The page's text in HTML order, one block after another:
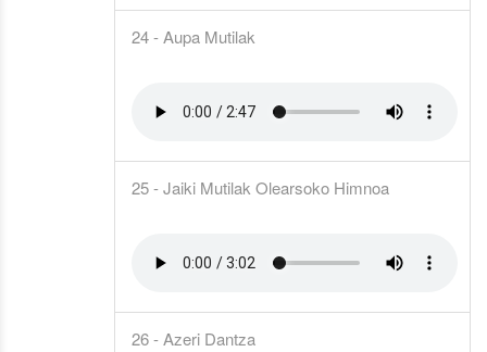
24 - Aupa Mutilak
25 - Jaiki Mutilak Olearsoko Himnoa
26 - Azeri Dantza